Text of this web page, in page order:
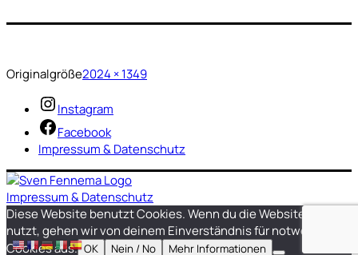
Originalgröße2024 × 1349
Instagram
Facebook
Impressum & Datenschutz
Impressum & Datenschutz
Diese Website benutzt Cookies. Wenn du die Website weiter
nutzt, gehen wir von deinem Einverständnis für notwendige
Cookies aus. OK Nein / No Mehr Informationen